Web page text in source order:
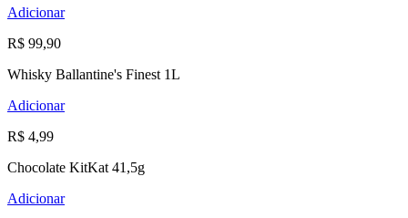
Adicionar
R$ 99,90
Whisky Ballantine's Finest 1L
Adicionar
R$ 4,99
Chocolate KitKat 41,5g
Adicionar